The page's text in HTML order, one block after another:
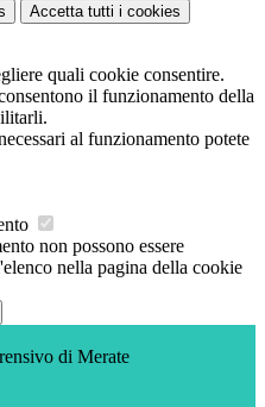
Accetta tutti i cookies
quali cookie consentire.
il funzionamento della
al funzionamento potete
non possono essere
nella pagina della cookie
di Merate